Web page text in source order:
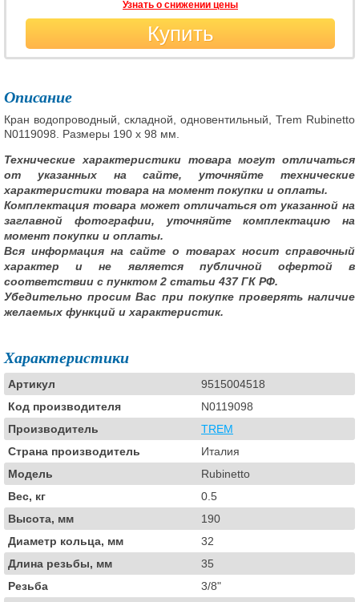
Узнать о снижении цены
Купить
Описание
Кран водопроводный, складной, одновентильный, Trem Rubinetto
N0119098. Размеры 190 x 98 мм.
Технические характеристики товара могут отличаться
от указанных на сайте, уточняйте технические
характеристики товара на момент покупки и оплаты.
Комплектация товара может отличаться от указанной на
заглавной фотографии, уточняйте комплектацию на
момент покупки и оплаты.
Вся информация на сайте о товарах носит справочный
характер и не является публичной офертой в
соответствии с пунктом 2 статьи 437 ГК РФ.
Убедительно просим Вас при покупке проверять наличие
желаемых функций и характеристик.
Характеристики
Артикул
9515004518
Код производителя
N0119098
Производитель
TREM
Страна производитель
Италия
Модель
Rubinetto
Вес, кг
0.5
Высота, мм
190
Диаметр кольца, мм
32
Длина резьбы, мм
35
Резьба
3/8"